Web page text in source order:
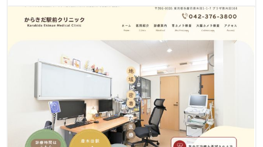
SEO対策としては、「根津駅」「文京区」「皮膚科」「美
容皮膚科」「小児皮膚科」など地域性と専門領域のキーワ
ードを適切に配置。meta情報ではアクセス性（駅徒歩0
分）と大学病院との連携を明確に記載し、検索ユーザーが
必要とする情報に素早くアクセスできるよう配慮していま
全体として、根津駅前たかやま皮膚科様が大切にする“寄り
添う皮膚科医療”と“より美しくなるための美容治療”がバラ
ンスよく伝わるホームページに仕上がっています。皮膚
科・美容皮膚科としての専門性と、安心して相談できる温
かさを両立したサイトです。
香椎宮前駅エリアで30年以上続く地域密着の医療を継承し
つつ、誰もが気軽に相談できるアットホームな雰囲気を重
視。皮膚科・泌尿器科・アレルギー科を総合的に診療する
安心感と、わかりやすい説明・丁寧な診察を大切にする姿
勢を表現しました。小さなお子さんからご高齢の方まで幅
広く通えるクリニックとして、親しみと信頼が伝わる構成
デザイン面では、黒文字を基調に文字の視認性を高め、明
るい背景と豊富な写真を組み合わせて温かみのある印象を
演出。トップページには院内外の雰囲気を伝える写真を多
く使用し、初めての方にも安心感を与えられるよう意識し